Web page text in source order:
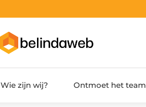
Wie zijn wij? Ontmoet het team